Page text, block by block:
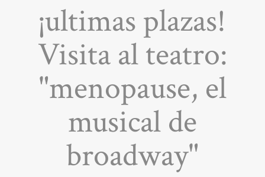
¡ultimas plazas!
Visita al teatro:
"menopause, el
musical de
broadway"